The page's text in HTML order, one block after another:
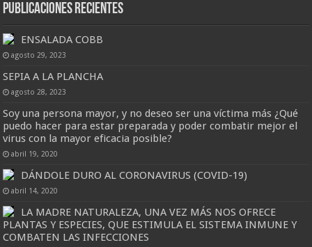
Publicaciones Recientes
ENSALADA COBB
agosto 29, 2023
SEPIA A LA PLANCHA
agosto 28, 2023
Soy una persona mayor, y no deseo ser una víctima más ¿Qué
puedo hacer para estar preparada y poder combatir mejor el
virus con la mayor eficacia posible?
abril 19, 2020
DÁNDOLE DURO AL CORONAVIRUS (COVID-19)
abril 14, 2020
LA MADRE NATURALEZA, UNA VEZ MÁS NOS OFRECE
PLANTAS Y ESPECIES, QUE ESTIMULA EL SISTEMA INMUNE Y
COMBATEN LAS INFECCIONES